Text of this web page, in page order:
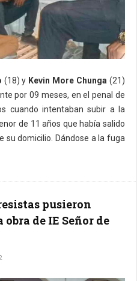
(18) y Kevin More Chunga (21)
por 09 meses, en el penal de
cuando intentaban subir a la
de 11 años que había salido
su domicilio. Dándose a la fuga
pusieron
de IE Señor de